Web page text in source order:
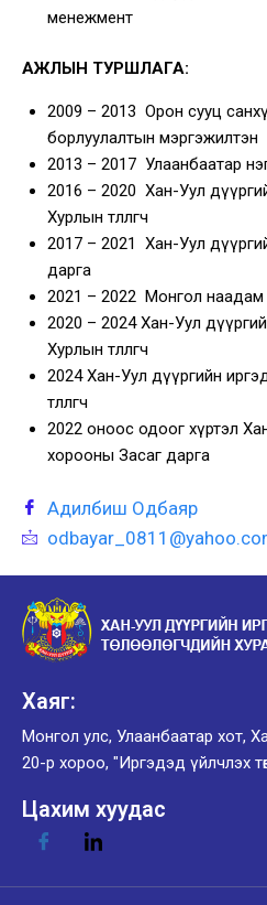
менежмент
АЖЛЫН ТУРШЛАГА:
2009 – 2013 Орон сууц
борлуулалтын мэргэжилтэн
2013 – 2017 Улаанбаатар
2016 – 2020 Хан-Уул дүүргийн
Хурлын төлөөлөгч
2017 – 2021 Хан-Уул
дарга
2021 – 2022 Монгол
2020 – 2024 Хан-Уул дүүргийн
Хурлын төлөөлөгч
2024 Хан-Уул дүүргийн
төлөөлөгч
2022 оноос одоог хүртэл
хорооны Засаг дарга
Адилбиш Одбаяр
Хаяг:
Монгол улс, Улаанбаатар хот,
20-р хороо, "Иргэдэд үйлчлэх
Цахим хуудас